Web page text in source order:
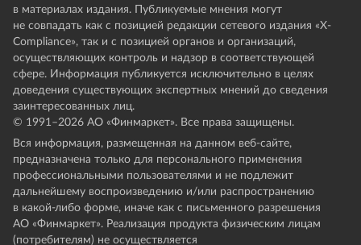
в материалах издания. Публикуемые мнения могут
не совпадать как с позицией редакции сетевого издания «X-
Compliance», так и с позицией органов и организаций,
осуществляющих контроль и надзор в соответствующей
сфере. Информация публикуется исключительно в целях
доведения существующих экспертных мнений до сведения
заинтересованных лиц.
© 1991–2026 АО «Финмаркет». Все права защищены.
Вся информация, размещенная на данном веб-сайте,
предназначена только для персонального применения
профессиональными пользователями и не подлежит
дальнейшему воспроизведению и/или распространению
в какой-либо форме, иначе как с письменного разрешения
АО «Финмаркет». Реализация продукта физическим лицам
(потребителям) не осуществляется